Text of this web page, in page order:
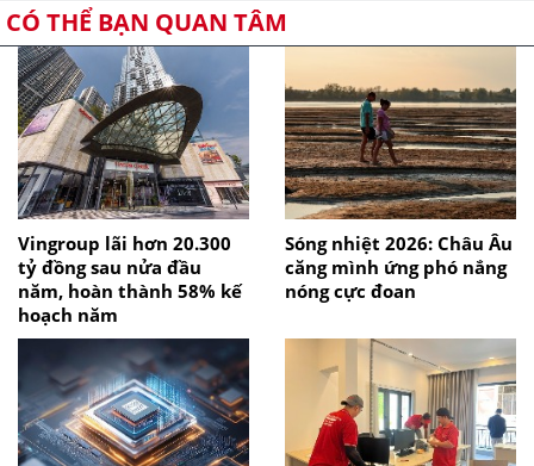
CÓ THỂ BẠN QUAN TÂM
Vingroup lãi hơn 20.300
tỷ đồng sau nửa đầu
năm, hoàn thành 58% kế
hoạch năm
Sóng nhiệt 2026: Châu Âu
căng mình ứng phó nắng
nóng cực đoan